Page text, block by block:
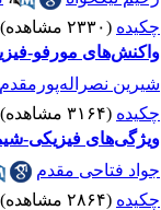
چکیده (۲۳۳۰ مشاهده)
واکنش‌‌های مورفو-
شیرین نصراله‌پورمقدم
چکیده (۳۱۶۴ مشاهده)
ویژگی‌های فیزیکی-‌
جواد فتاحی مقدم
چکیده (۲۸۶۴ مشاهده)